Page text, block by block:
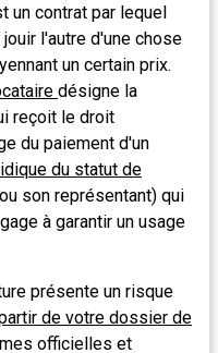
un contrat par lequel
l'autre d'une chose
un certain prix.
désigne la
reçoit le droit
du paiement d'un
du statut de
son représentant) qui
à garantir un usage
présente un risque
de votre dossier de
officielles et